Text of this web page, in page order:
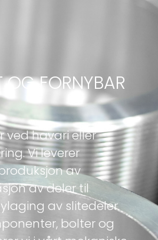
FORNYBAR
ved havari eller
Vi leverer
av
av deler til
av slitedeler.
bolter og